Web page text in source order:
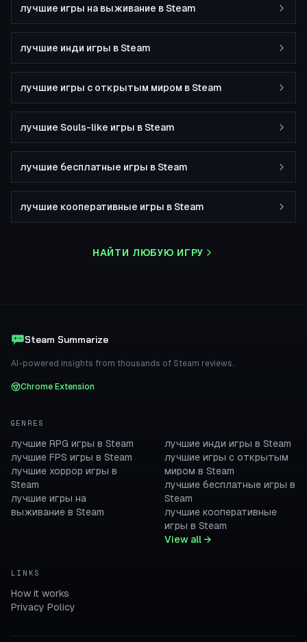
лучшие игры на выживание в Steam
лучшие инди игры в Steam
лучшие игры с открытым миром в Steam
лучшие Souls-like игры в Steam
лучшие бесплатные игры в Steam
лучшие кооперативные игры в Steam
НАЙТИ ЛЮБУЮ ИГРУ
Steam Summarize
AI-powered insights from thousands of Steam reviews.
Chrome Extension
GENRES
лучшие RPG игры в Steam
лучшие FPS игры в Steam
лучшие хоррор игры в
Steam
лучшие игры на
выживание в Steam
лучшие инди игры в Steam
лучшие игры с открытым
миром в Steam
лучшие бесплатные игры в
Steam
лучшие кооперативные
игры в Steam
View all →
LINKS
How it works
Privacy Policy